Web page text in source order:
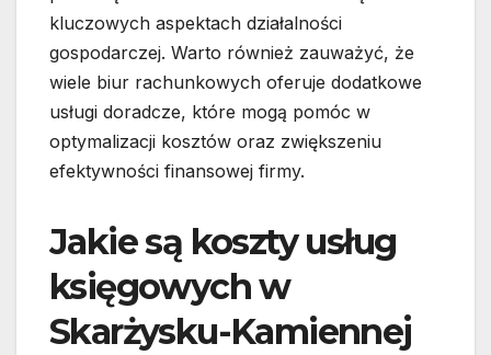
kluczowych aspektach działalności
gospodarczej. Warto również zauważyć, że
wiele biur rachunkowych oferuje dodatkowe
usługi doradcze, które mogą pomóc w
optymalizacji kosztów oraz zwiększeniu
efektywności finansowej firmy.
Jakie są koszty usług
księgowych w
Skarżysku-Kamiennej